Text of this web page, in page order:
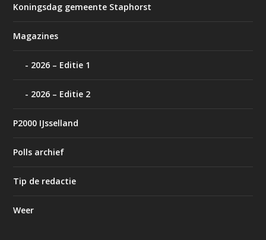
Koningsdag gemeente Staphorst
Magazines
2026 – Editie 1
2026 – Editie 2
P2000 IJsselland
Polls archief
Tip de redactie
Weer